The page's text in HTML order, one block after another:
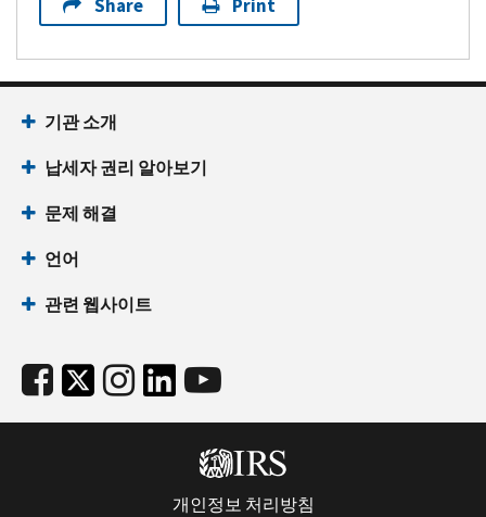
Share Print
기관 소개
납세자 권리 알아보기
문제 해결
언어
관련 웹사이트
개인정보 처리방침